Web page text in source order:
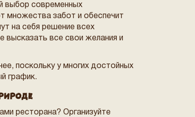
выбор современных
множества забот и обеспечит
на себя решение всех
высказать все свои желания и
поскольку у многих достойных
график.
ресторана? Организуйте